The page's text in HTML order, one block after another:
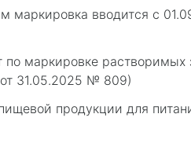
маркировка вводится с
маркировке
от 31.05.2025 № 809)
продукции для